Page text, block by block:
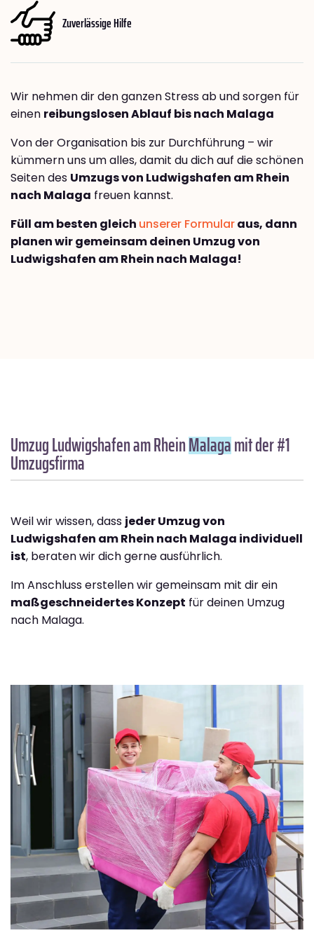
Zuverlässige Hilfe
Wir nehmen dir den ganzen Stress ab und sorgen für
einen reibungslosen Ablauf bis nach Malaga
Von der Organisation bis zur Durchführung – wir
kümmern uns um alles, damit du dich auf die schönen
Seiten des Umzugs von Ludwigshafen am Rhein
nach Malaga freuen kannst.
Füll am besten gleich unserer Formularaus, dann
planen wir gemeinsam deinen Umzug von
Ludwigshafen am Rhein nach Malaga!
Umzug Ludwigshafen am RheinMalagamit der #1
Umzugsfirma
Weil wir wissen, dass jeder Umzug von
Ludwigshafen am Rhein nach Malaga individuell
ist, beraten wir dich gerne ausführlich.
Im Anschluss erstellen wir gemeinsam mit dir ein
maßgeschneidertes Konzept für deinen Umzug
nach Malaga.